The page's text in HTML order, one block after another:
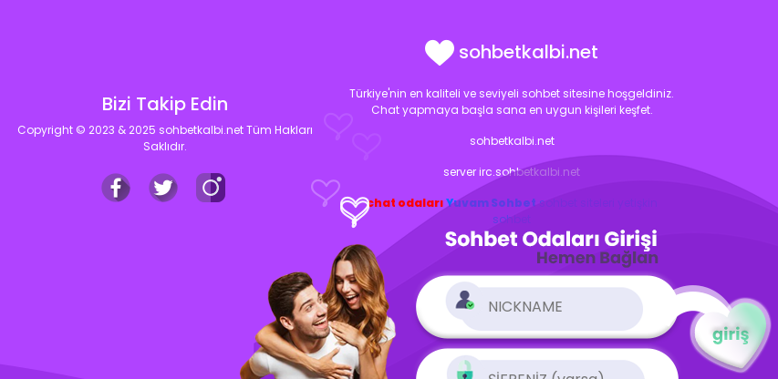
Bizi Takip Edin
Copyright © 2023 & 2025 sohbetkalbi.net Tüm Hakları
Saklıdır.
sohbetkalbi.net
Türkiye'nin en kaliteli ve seviyeli sohbet sitesine hoşgeldiniz.
Chat yapmaya başla sana en uygun kişileri keşfet.
sohbetkalbi.net
server irc.sohbetkalbi.net
chat odaları Yuvam Sohbet sohbet siteleri
sohbet